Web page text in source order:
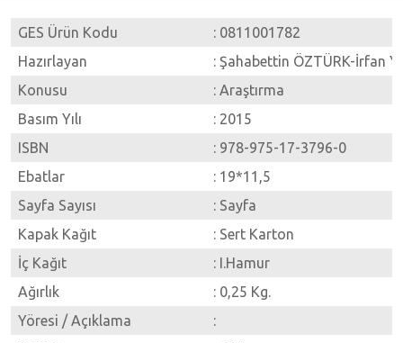
GES Ürün Kodu
: 0811001782
Hazırlayan
: Şahabettin ÖZTÜRK-İrfan
Konusu
: Araştırma
Basım Yılı
: 2015
ISBN
: 978-975-17-3796-0
Ebatlar
: 19*11,5
Sayfa Sayısı
: Sayfa
Kapak Kağıt
: Sert Karton
İç Kağıt
: I.Hamur
Ağırlık
: 0,25 Kg.
Yöresi / Açıklama
: